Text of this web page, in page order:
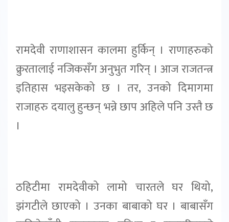
रामदेवी राणाशासन कालमा हुर्किन् । राणाहरुको
क्रुरतालाई नजिकसँग अनुभुत गरिन् । आज राजतन्त्र
इतिहास भइसकेको छ । तर, उनको दिमागमा
राजाहरु दयालु हुन्छन् भन्ने छाप अहिले पनि उस्तै छ
।
ठहिटीमा रामदेवीको लामो चारतले घर थियो,
झंगटीले छाएको । उनका बाबाको घर । बाबासँग